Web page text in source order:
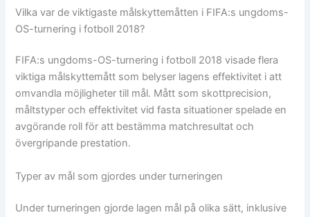
Vilka var de viktigaste målskyttemåtten i FIFA:s ungdoms-
OS-turnering i fotboll 2018?
FIFA:s ungdoms-OS-turnering i fotboll 2018 visade flera
viktiga målskyttemått som belyser lagens effektivitet i att
omvandla möjligheter till mål. Mått som skottprecision,
måltstyper och effektivitet vid fasta situationer spelade en
avgörande roll för att bestämma matchresultat och
övergripande prestation.
Typer av mål som gjordes under turneringen
Under turneringen gjorde lagen mål på olika sätt, inklusive